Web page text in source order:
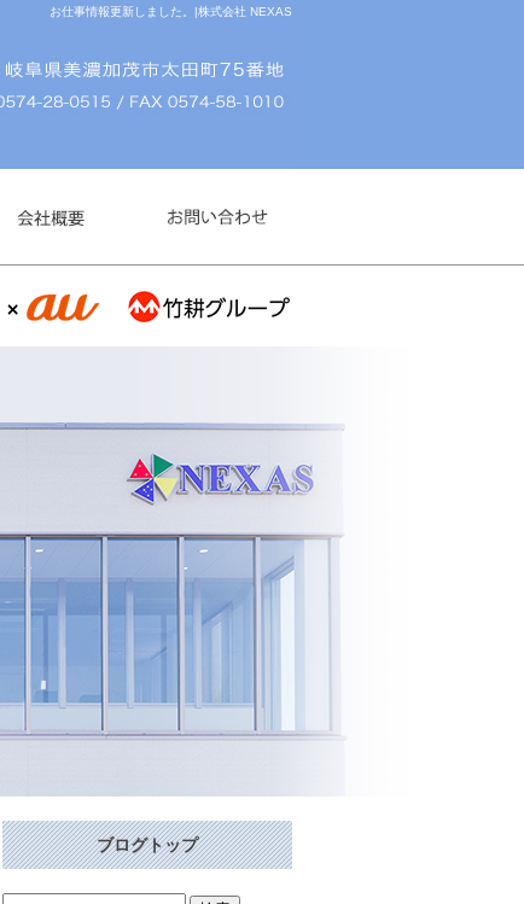
お仕事情報更新しました。|株式会社 NEXAS
ブログトップ